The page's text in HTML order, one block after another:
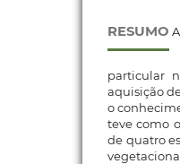
RESUMO
particular
aquisição
o
teve como
de quatro